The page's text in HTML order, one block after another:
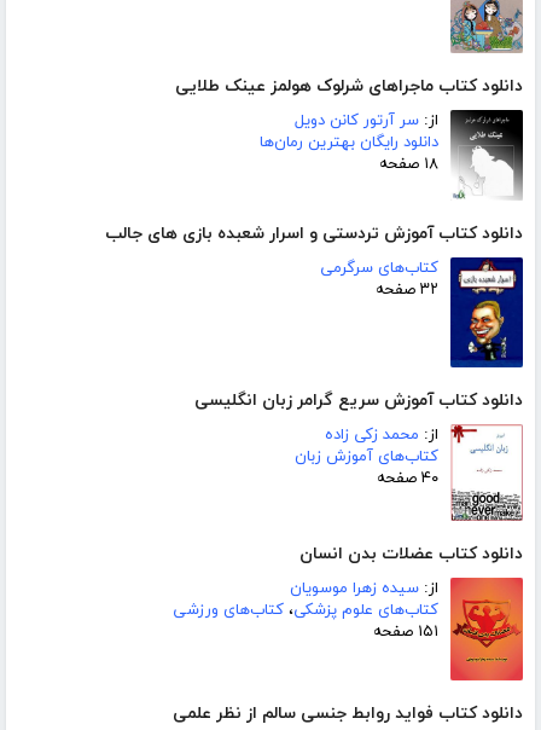
دانلود کتاب ماجراهای شرلوک هولمز عینک طلایی
از: سر آرتور کانن دویل
دانلود رایگان بهترین رمان‌ها
۱۸ صفحه
دانلود کتاب آموزش تردستی و اسرار شعبده بازی های جالب
کتاب‌های سرگرمی
۳۲ صفحه
دانلود کتاب آموزش سریع گرامر زبان انگلیسی
از: محمد زکی زاده
کتاب‌های آموزش زبان
۴۰ صفحه
دانلود کتاب عضلات بدن انسان
از: سیده زهرا موسویان
کتاب‌های علوم پزشکی، کتاب‌های ورزشی
۱۵۱ صفحه
دانلود کتاب فواید روابط جنسی سالم از نظر علمی